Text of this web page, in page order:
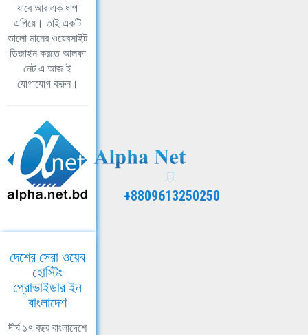
যাবে আর এক ধাপ
এগিয়ে। তাই একটি
ভালো মানের ওয়েবসাইট
ডিজাইন করতে আলফা
নেট এ আজ ই
যোগাযোগ করুন।
+8809613250250
দেশের সেরা ওয়েব
হোস্টিং
প্রোভাইডার ইন
বাংলাদেশ
দীর্ঘ ১৭ বছর বাংলাদেশে